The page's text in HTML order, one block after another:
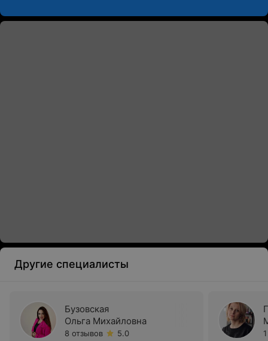
Другие специалисты
Бузовская
Ольга Михайловна
8 отзывов
5.0